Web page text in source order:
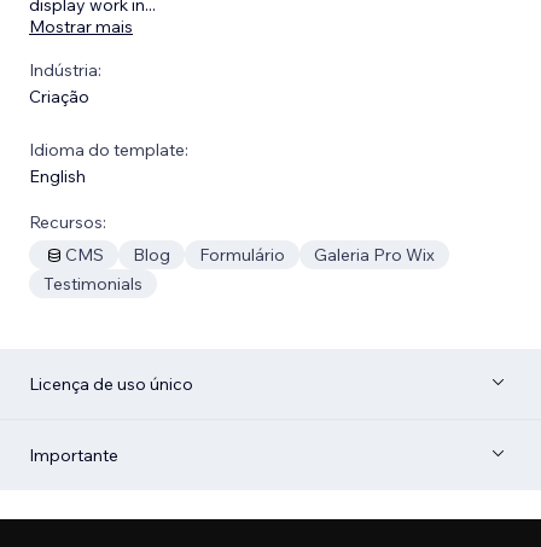
Mostrar mais
Indústria:
Criação
Idioma do template:
English
Recursos:
CMS
Blog Formulário
Galeria Pro Wix
Testimonials
Licença de uso único
Importante